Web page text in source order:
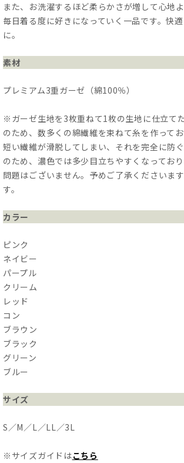
また、お洗濯するほど柔らかさが増して心地よ
毎日着る度に好きになっていく一品です。快
に。
素材
プレミアム3重ガーゼ（綿100％）
※ガーゼ生地を3枚重ねて1枚の生地に仕立て
のため、数多くの綿繊維を束ねて糸を作って
短い繊維が滑脱してしまい、それを完全に防
のため、濃色では多少目立ちやすくなってお
問題はございません。予めご了承くださいま
す。
カラー
ピンク
ネイビー
パープル
クリーム
レッド
コン
ブラウン
ブラック
グリーン
ブルー
サイズ
S／M／L／LL／3L
※サイズガイドはこちら